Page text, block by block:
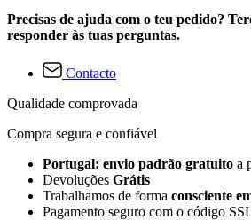
Precisas de ajuda com o teu pedido?
responder às tuas perguntas.
Contacto
Qualidade comprovada
Compra segura e confiável
Portugal: envio padrão gratuito a
Devoluções Grátis
Trabalhamos de forma consciente
Pagamento seguro com o código